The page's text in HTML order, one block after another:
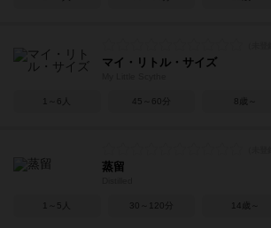
マイ・リトル・サイズ
1～6人 45～60分 8歳～
蒸留
1～5人 30～120分 14歳～